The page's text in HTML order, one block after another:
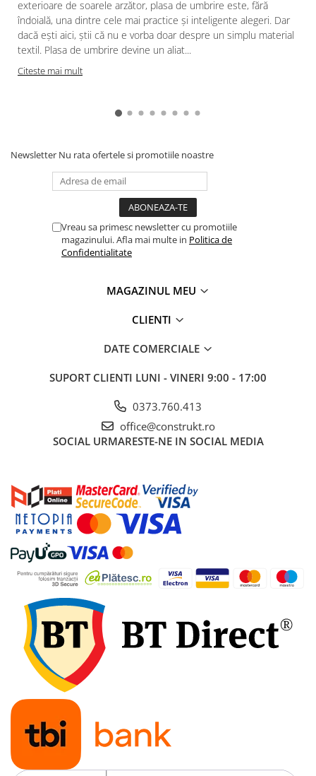
exterioare de soarele arzător, plasa de umbrire este, fără
îndoială, una dintre cele mai practice și inteligente alegeri. Dar
dacă ești aici, știi că nu e vorba doar despre un simplu material
textil. Plasa de umbrire devine un aliat...
Citeste mai mult
Newsletter Nu rata ofertele si promotiile noastre
Vreau sa primesc newsletter cu promotiile
magazinului. Afla mai multe in Politica de
Confidentialitate
MAGAZINUL MEU
CLIENTI
DATE COMERCIALE
SUPORT CLIENTI LUNI - VINERI 9:00 - 17:00
0373.760.413
office@construkt.ro
SOCIAL URMARESTE-NE IN SOCIAL MEDIA